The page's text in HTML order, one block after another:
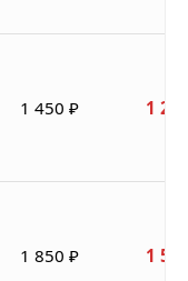
1 450 ₽ 1
1 850 ₽ 1